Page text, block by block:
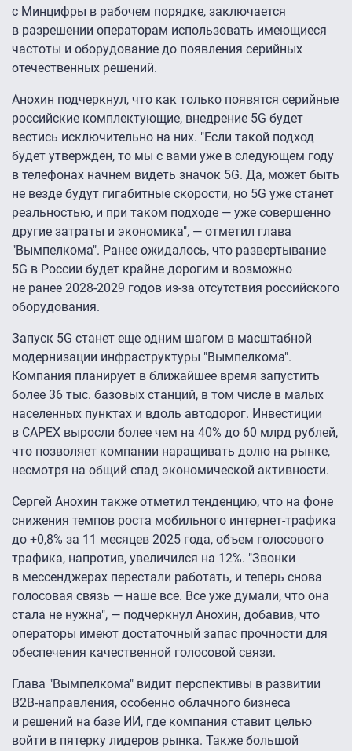
с Минцифры в рабочем порядке, заключается
в разрешении операторам использовать имеющиеся
частоты и оборудование до появления серийных
отечественных решений.
Анохин подчеркнул, что как только появятся серийные
российские комплектующие, внедрение 5G будет
вестись исключительно на них. "Если такой подход
будет утвержден, то мы с вами уже в следующем году
в телефонах начнем видеть значок 5G. Да, может быть
не везде будут гигабитные скорости, но 5G уже станет
реальностью, и при таком подходе — уже совершенно
другие затраты и экономика", — отметил глава
"Вымпелкома". Ранее ожидалось, что развертывание
5G в России будет крайне дорогим и возможно
не ранее 2028-2029 годов из-за отсутствия российского
оборудования.
Запуск 5G станет еще одним шагом в масштабной
модернизации инфраструктуры "Вымпелкома".
Компания планирует в ближайшее время запустить
более 36 тыс. базовых станций, в том числе в малых
населенных пунктах и вдоль автодорог. Инвестиции
в CAPEX выросли более чем на 40% до 60 млрд рублей,
что позволяет компании наращивать долю на рынке,
несмотря на общий спад экономической активности.
Сергей Анохин также отметил тенденцию, что на фоне
снижения темпов роста мобильного интернет-трафика
до +0,8% за 11 месяцев 2025 года, объем голосового
трафика, напротив, увеличился на 12%. "Звонки
в мессенджерах перестали работать, и теперь снова
голосовая связь — наше все. Все уже думали, что она
стала не нужна", — подчеркнул Анохин, добавив, что
операторы имеют достаточный запас прочности для
обеспечения качественной голосовой связи.
Глава "Вымпелкома" видит перспективы в развитии
B2B-направления, особенно облачного бизнеса
и решений на базе ИИ, где компания ставит целью
войти в пятерку лидеров рынка. Также большой